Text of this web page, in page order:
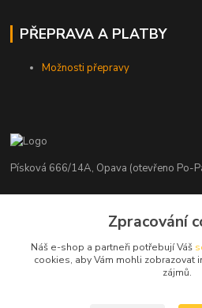
PŘEPRAVA A PLATBY
Možnosti přepravy
Písková 666/14A, Opava (otevřeno Po-
+420 776 839 986
info@nosice.com
Zpracování
Náš e-shop a partneři potřebují Váš
cookies, aby Vám mohli zobrazovat
zájmů.